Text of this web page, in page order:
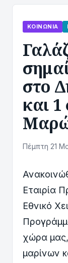
ΚΟΙΝΩΝΊΑ
στο
και
Πέμπτη 21
Εταιρία
Εθνικό
χώρα
μαρίνων